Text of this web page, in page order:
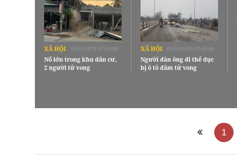
XÃ HỘI 01/01/1970 07:00:00
Nổ lớn trong khu dân cư,
2 người tử vong
XÃ HỘI 01/01/1970 07:00:00
Người đàn ông đi thể dục
bị ô tô đâm tử vong
1